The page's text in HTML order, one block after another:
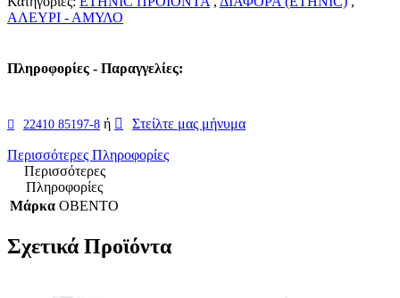
ΑΛΕΥΡΙ - ΑΜΥΛΟ
Πληροφορίες - Παραγγελίες:
22410 85197-8 ή Στείλτε μας μήνυμα
Περισσότερες Πληροφορίες
Περισσότερες
Πληροφορίες
Μάρκα OBENTO
Σχετικά Προϊόντα